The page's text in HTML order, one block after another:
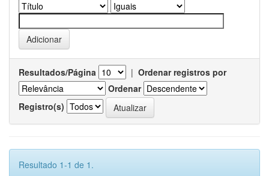
Resultados/Página | Ordenar registros por
Ordenar
Registro(s)
Resultado 1-1 de 1.